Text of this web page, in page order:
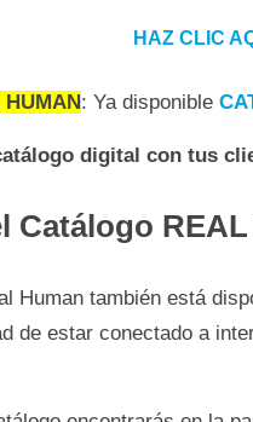
HAZ CLIC
HUMAN: Ya disponible
digital con tus
Catálogo
Human también está
de estar conectado a